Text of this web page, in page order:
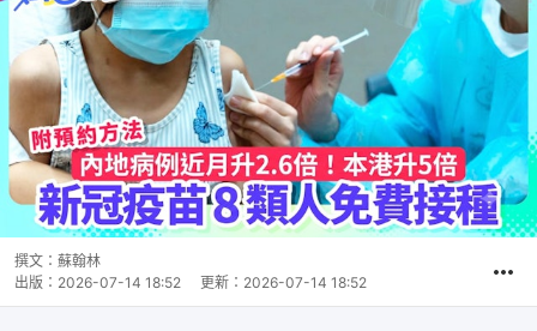
撰文： 蘇翰林
出版： 2026-07-14 18:52 更新： 2026-07-14 18:52